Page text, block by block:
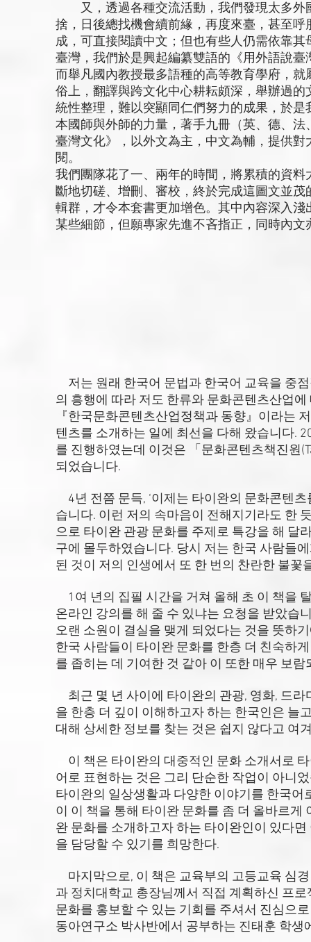
又，透過各種交流活動，我們發現太多外
捨，日後總找機會續前緣，再度來臺，甚至
成，可直接閱讀中文；但也有些人仍需依靠
臺灣，我們於是興起編纂雙語的《用外語說臺
而舉凡國內教授最多語種的高等教育學府，
俗上，翻譯與跨文化中心耕耘頗深，舉辦過
統性整理，難以突顯同仁們努力的成果，於
本國師與外師的力量，著手九冊（英、德、
臺灣文化》，以外文為主，中文為輔，提供
閱。
我們團隊花了一、兩年的時間，將累積的資
斷地切磋、增刪、審校，終於完成這圖文並
輯群，才令本套書更加增色。其中內容深入
某些細節，但願專家先進不吝指正，同時內文
저는 원래 한국어 문법과 한국어 교육을 중
의 흥행에 따라 저도 한류와 문화콘텐츠산업
『한국문화콘텐츠산업정책과 동향』이라는
텐츠를 소개하는 일에 최선을 다해 왔습니다.
를 진행하였는데 이것은 「문화콘텐츠책진원
되었습니다.
4년 전쯤 문득, ‘이제는 타이완의 문화콘텐
습니다. 이런 저의 속마음이 전해지기라도 한
으로 타이완 관광 문화를 주제로 특강을 해 달
구에 몰두하였습니다. 당시 저는 한국 사람들
된 것이 저의 인생에서 또 한 번의 찬란한 불꽃
1여 년의 집필 시간을 거쳐 올해 초 이 책을
온라인 강의를 해 줄 수 있냐는 요청을 받았습
오랜 소원이 결실을 맺게 되었다는 것을 뜻하
한국 사람들이 타이완 문화를 한층 더 친숙하
를 좁히는 데 기여한 것 같아 이 또한 매우 보람
최근 몇 년 사이에 타이완의 관광, 영화, 드
을 한층 더 깊이 이해하고자 하는 한국인은 늘
대해 상세한 정보를 찾는 것은 쉽지 않다고 여
이 책은 타이완의 대중적인 문화 소개서로
어로 표현하는 것은 그리 단순한 작업이 아니
타이완의 일상생활과 다양한 이야기를 한국
이 이 책을 통해 타이완 문화를 좀 더 올바르
완 문화를 소개하고자 하는 타이완인이 있다
을 담당할 수 있기를 희망한다.
마지막으로, 이 책은 교육부의 고등교육 심
과 정치대학교 총장님께서 직접 계획하신 프
문화를 홍보할 수 있는 기회를 주셔서 진심으
동아연구소 박사반에서 공부하는 진태훈 학생